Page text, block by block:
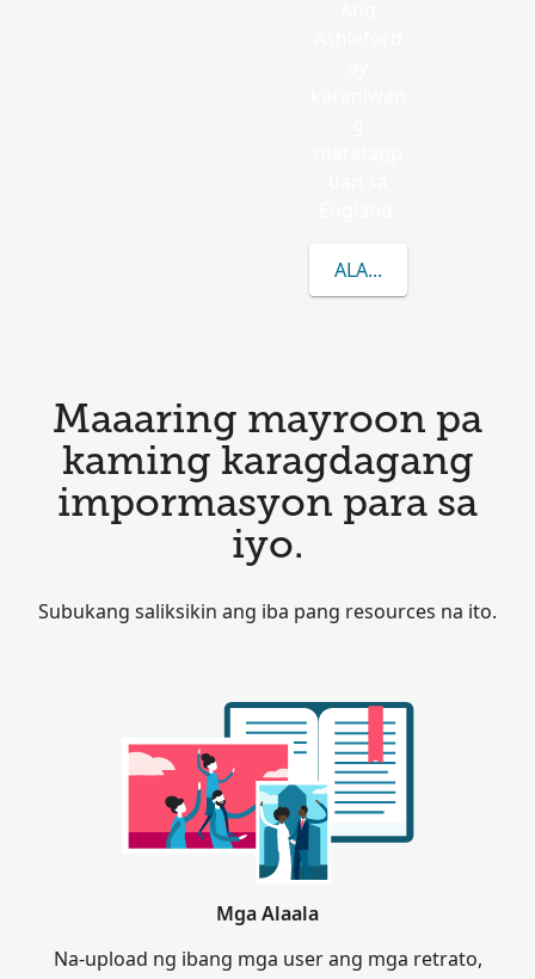
ALAMIN PA ANG
Maaaring mayroon pa
kaming karagdagang
impormasyon para sa
iyo.
Subukang saliksikin ang iba pang resources na ito.
Mga Alaala
Na-upload ng ibang mga user ang mga retrato,